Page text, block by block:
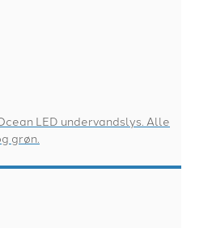
LED undervandslys. Alle
grøn.